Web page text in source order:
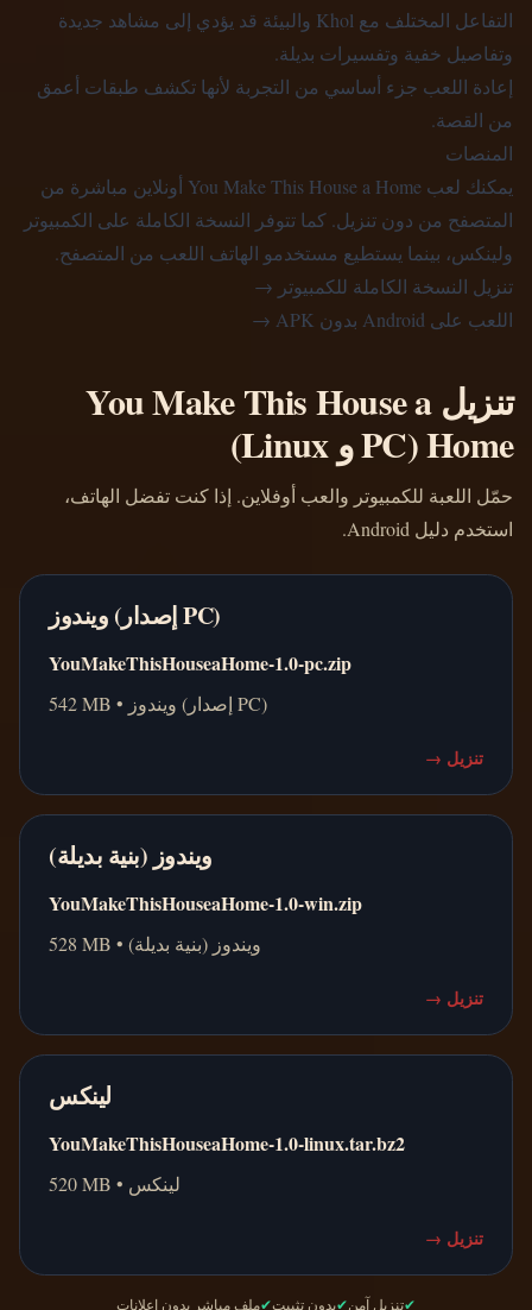
التفاعل المختلف مع Khol والبيئة قد يؤدي إلى مشاهد جديدة
وتفاصيل خفية وتفسيرات بديلة.
إعادة اللعب جزء أساسي من التجربة لأنها تكشف طبقات أعمق
من القصة.
المنصات
يمكنك لعب You Make This House a Home أونلاين مباشرة من
المتصفح من دون تنزيل. كما تتوفر النسخة الكاملة على الكمبيوتر
ولينكس، بينما يستطيع مستخدمو الهاتف اللعب من المتصفح.
تنزيل النسخة الكاملة للكمبيوتر →
اللعب على Android بدون APK
→
تنزيل You Make This House a
Home (PC و Linux)
حمّل اللعبة للكمبيوتر والعب أوفلاين. إذا كنت تفضل الهاتف،
استخدم دليل Android.
ويندوز (إصدار PC)
YouMakeThisHouseaHome-1.0-pc.zip
542 MB • ويندوز (إصدار PC)
تنزيل →
ويندوز (بنية بديلة)
YouMakeThisHouseaHome-1.0-win.zip
528 MB • ويندوز (بنية بديلة)
تنزيل →
لينكس
YouMakeThisHouseaHome-1.0-linux.tar.bz2
520 MB • لينكس
تنزيل →
✔تنزيل آمن✔بدون تثبيت✔ملف مباشر بدون إعلانات